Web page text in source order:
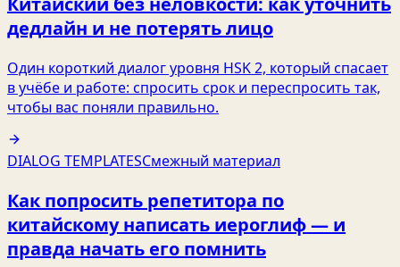
дедлайн и не потерять лицо
Один короткий диалог уровня HSK 2, который спасает
в учёбе и работе: спросить срок и переспросить так,
чтобы вас поняли правильно.
DIALOG TEMPLATESСмежный материал
Как попросить репетитора по
китайскому написать иероглиф — и
правда начать его помнить